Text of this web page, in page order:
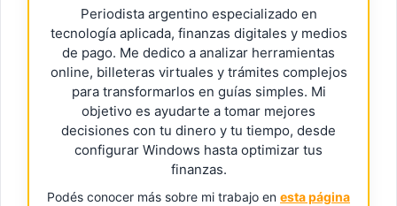
Periodista argentino especializado en
tecnología aplicada, finanzas digitales y medios
de pago. Me dedico a analizar herramientas
online, billeteras virtuales y trámites complejos
para transformarlos en guías simples. Mi
objetivo es ayudarte a tomar mejores
decisiones con tu dinero y tu tiempo, desde
configurar Windows hasta optimizar tus
finanzas.
Podés conocer más sobre mi trabajo en esta página